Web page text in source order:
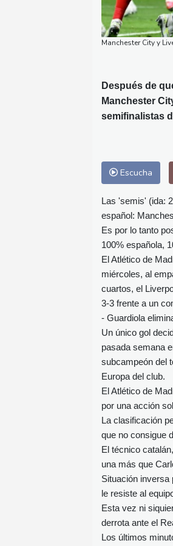
Manchester City y
Después de
Manchester
semifinalistas
Escucha
Las 'semis' (ida:
español:
Es por lo tanto
100% española,
El Atlético de
miércoles, al
cuartos, el
3-3 frente a un
- Guardiola
Un único gol
pasada semana
subcampeón del
Europa del club.
El Atlético de
por una acción
La clasificación
que no consigue
El técnico
una más que
Situación inversa
le resiste al
Esta vez ni
derrota ante el
Los últimos